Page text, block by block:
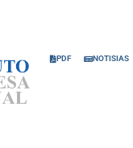
PDF NOTISIAS